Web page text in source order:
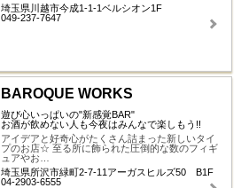
埼玉県川越市今成1-1-1ベルシオン1F
049-237-7647
BAROQUE WORKS
遊び心いっぱいの"新感覚BAR"
お酒が飲めない人も今夜はみんなで楽しもう!!
アイデアと好奇心がたくさん詰まった新しいタイ
プのお店☆ 至る所に飾られた圧倒的な数のフィギ
ュアやお…
埼玉県所沢市緑町2-7-11アーガスヒルズ50 B1F
04-2903-6555